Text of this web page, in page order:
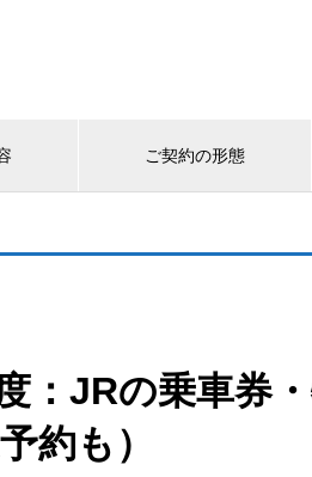
ご契約の形態
：JRの乗車券
約も）